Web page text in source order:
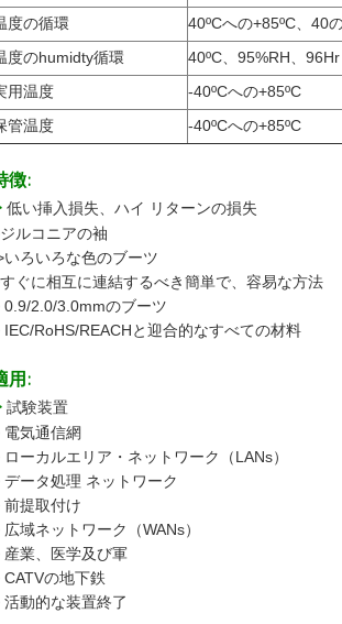
度の循環
40ºCへの+85ºC、40
度のhumidty循環
40ºC、95%RH、96Hr
用温度
-40ºCへの+85ºC
管温度
-40ºCへの+85ºC
徴:
低い挿入損失、ハイ リターンの損失
ルコニアの袖
いろいろな色のブーツ
ぐに相互に連結するべき簡単で、容易な方法
0.9/2.0/3.0mmのブーツ
IEC/RoHS/REACHと迎合的なすべての材料
用:
試験装置
電気通信網
ローカルエリア・ネットワーク（LANs）
データ処理 ネットワーク
前提取付け
広域ネットワーク（WANs）
産業、医学及び軍
CATVの地下鉄
活動的な装置終了